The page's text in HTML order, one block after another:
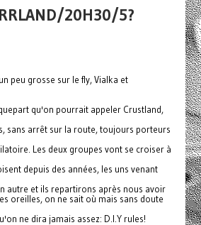
20H30/5?
peu grosse sur le fly, Vialka et
qu'on pourrait appeler Crustland,
sans arrêt sur la route, toujours porteurs
Les deux groupes vont se croiser à
depuis des années, les uns venant
autre et ils repartirons après nous avoir
oreilles, on ne sait où mais sans doute
ne dira jamais assez: D.I.Y rules!